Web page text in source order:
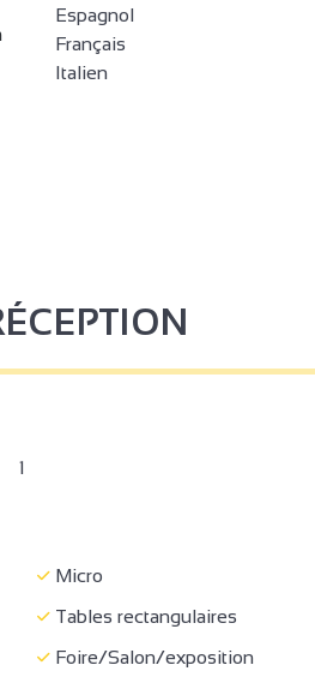
Espagnol
Français
Italien
1
Micro
Tables rectangulaires
Foire/Salon/exposition